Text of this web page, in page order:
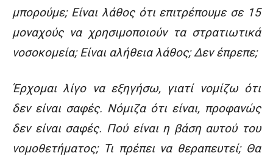
μπορούμε; Είναι λάθος ότι επιτρέπουμε σε 15
μοναχούς να χρησιμοποιούν τα στρατιωτικά
νοσοκομεία; Είναι αλήθεια λάθος; Δεν έπρεπε;
Έρχομαι λίγο να εξηγήσω, γιατί νομίζω ότι
δεν είναι σαφές. Νόμιζα ότι είναι, προφανώς
δεν είναι σαφές. Πού είναι η βάση αυτού του
νομοθετήματος; Τι πρέπει να θεραπευτεί; Θα